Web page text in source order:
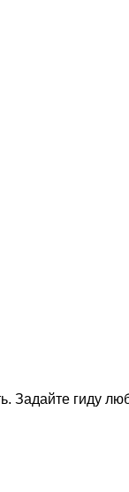
Задайте гиду